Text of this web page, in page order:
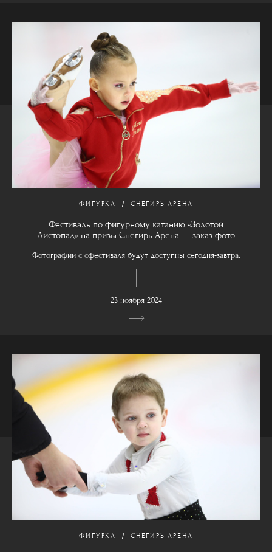
ФИГУРКА СНЕГИРЬ АРЕНА
Фестиваль по фигурному катанию «Золотой
Листопад» на призы Снегирь Арена — заказ фото
Фотографии с сфестиваля будут доступны сегодня-завтра.
23 ноября 2024
ФИГУРКА СНЕГИРЬ АРЕНА